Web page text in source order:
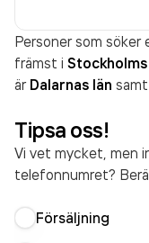
Personer som söker
främst i Stockholms
är Dalarnas län samt
Tipsa oss!
Vi vet mycket, men
telefonnumret?
Försäljning